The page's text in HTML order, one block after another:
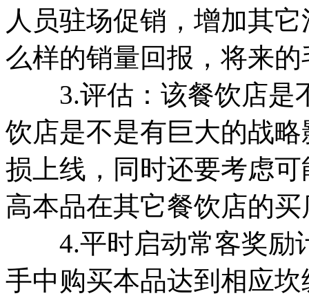
人员驻场促销，增加其
么样的销量回报，将来
3.评估：该餐饮店是
饮店是不是有巨大的战
损上线，同时还要考虑
高本品在其它餐饮店的买
4.平时启动常客奖励
手中购买本品达到相应